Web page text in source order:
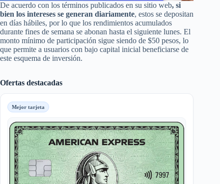
De acuerdo con los términos publicados en su sitio web, si
bien los intereses se generan diariamente, estos se depositan
en días hábiles, por lo que los rendimientos acumulados
durante fines de semana se abonan hasta el siguiente lunes. El
monto mínimo de participación sigue siendo de $50 pesos, lo
que permite a usuarios con bajo capital inicial beneficiarse de
este esquema de inversión.
Ofertas destacadas
Mejor tarjeta